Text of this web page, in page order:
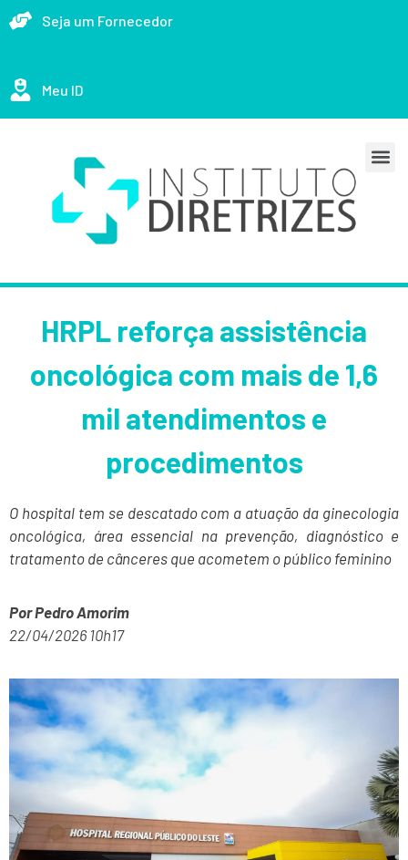
Seja um Fornecedor
Meu ID
HRPL reforça assistência
oncológica com mais de 1,6
mil atendimentos e
procedimentos
O hospital tem se descatado com a atuação da ginecologia
oncológica, área essencial na prevenção, diagnóstico e
tratamento de cânceres que acometem o público feminino
Por Pedro Amorim
22/04/2026 10h17